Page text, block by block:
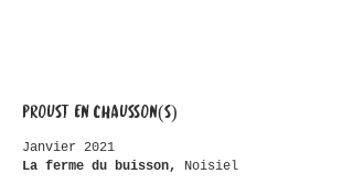
PROUST EN CHAUSSON(S)
Janvier 2021
La ferme du buisson, Noisiel